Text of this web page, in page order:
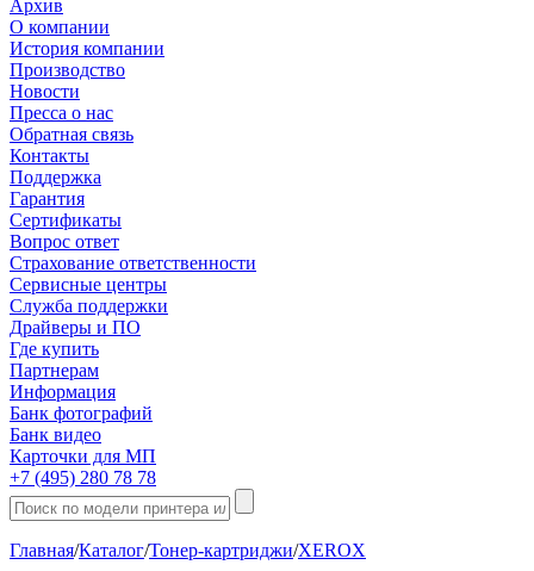
Архив
О компании
История компании
Производство
Новости
Пресса о нас
Обратная связь
Контакты
Поддержка
Гарантия
Сертификаты
Вопрос ответ
Страхование ответственности
Сервисные центры
Служба поддержки
Драйверы и ПО
Где купить
Партнерам
Информация
Банк фотографий
Банк видео
Карточки для МП
+7 (495) 280 78 78
Главная/Каталог/Тонер-картриджи/XEROX